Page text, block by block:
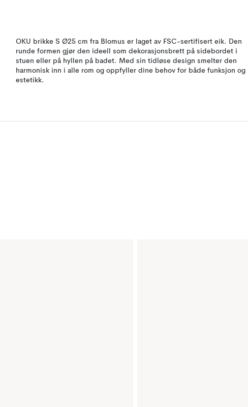
OKU brikke S Ø25 cm fra Blomus er laget av FSC-sertifisert eik. Den
runde formen gjør den ideell som dekorasjonsbrett på sidebordet i
stuen eller på hyllen på badet. Med sin tidløse design smelter den
harmonisk inn i alle rom og oppfyller dine behov for både funksjon og
estetikk.